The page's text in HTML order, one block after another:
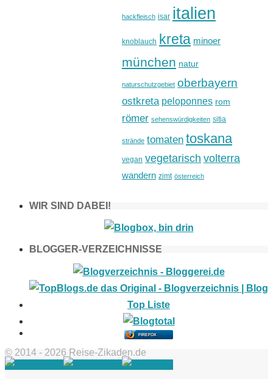
hackfleisch isar italien
knoblauch kreta minoer
münchen natur
naturschutzgebiet oberbayern
ostkreta peloponnes rom
römer sehenswürdigkeiten sitia
strände tomaten toskana
vegan vegetarisch volterra
wandern zimt österreich
WIR SIND DABEI!
BLOGGER-VERZEICHNISSE
FIREFOX
© 2014 - 2026 Reise-Zikaden.de